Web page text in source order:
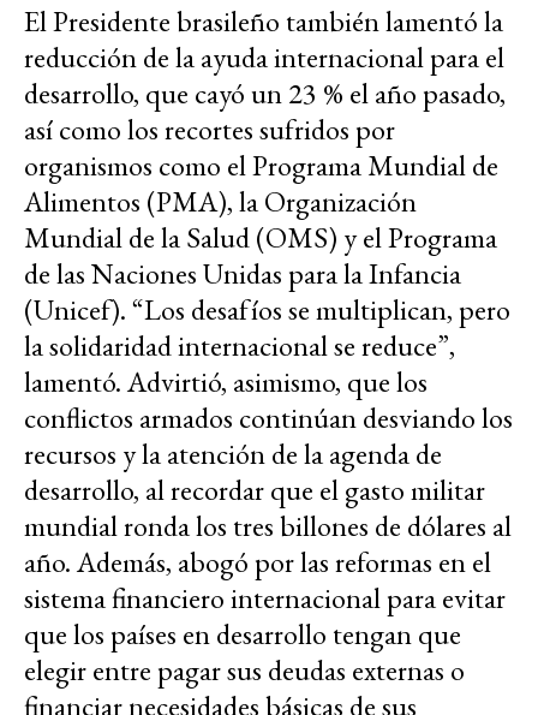
El Presidente brasileño también lamentó la
reducción de la ayuda internacional para el
desarrollo, que cayó un 23 % el año pasado,
así como los recortes sufridos por
organismos como el Programa Mundial de
Alimentos (PMA), la Organización
Mundial de la Salud (OMS) y el Programa
de las Naciones Unidas para la Infancia
(Unicef). “Los desafíos se multiplican, pero
la solidaridad internacional se reduce”,
lamentó. Advirtió, asimismo, que los
conflictos armados continúan desviando los
recursos y la atención de la agenda de
desarrollo, al recordar que el gasto militar
mundial ronda los tres billones de dólares al
año. Además, abogó por las reformas en el
sistema financiero internacional para evitar
que los países en desarrollo tengan que
elegir entre pagar sus deudas externas o
financiar necesidades básicas de sus